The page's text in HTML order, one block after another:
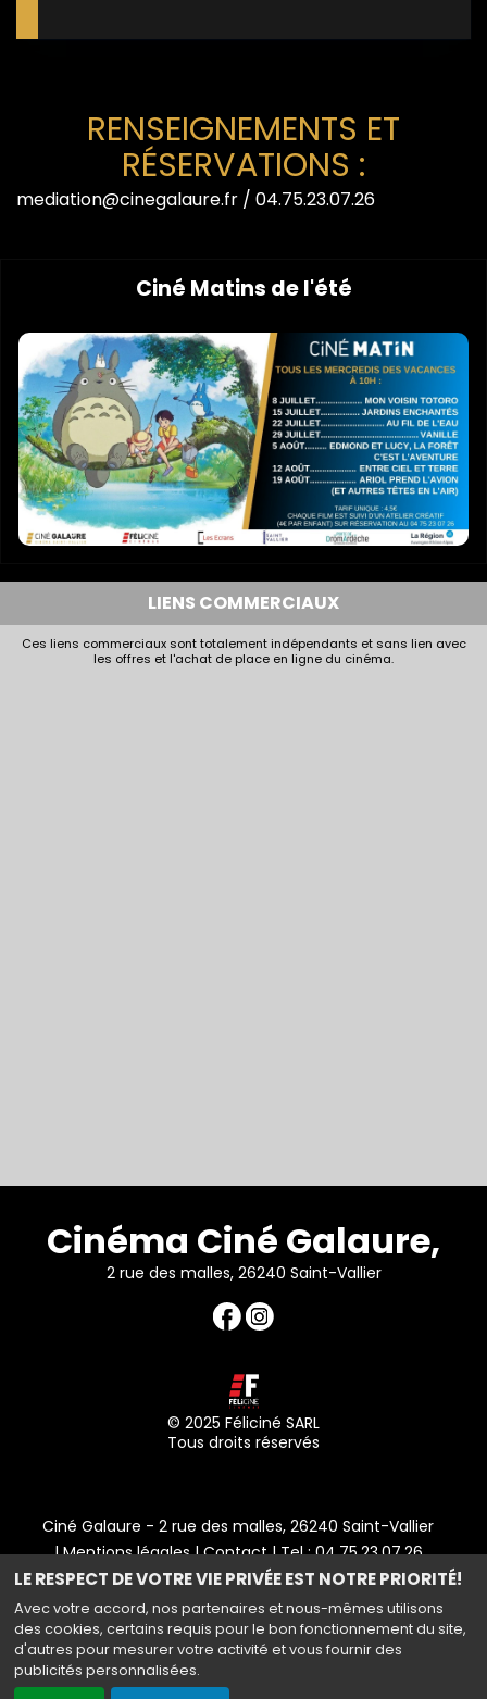
LE RESPECT DE VOTRE VIE PRIVÉE EST NOTRE PRIORITÉ!
Avec votre accord, nos partenaires et nous-mêmes utilisons
des cookies, certains requis pour le bon fonctionnement du site,
d'autres pour mesurer votre activité et vous fournir des
publicités personnalisées.
RENSEIGNEMENTS ET
RÉSERVATIONS :
mediation@cinegalaure.fr / 04.75.23.07.26
Ciné Matins de l'été
LIENS COMMERCIAUX
Ces liens commerciaux sont totalement indépendants et sans lien avec
les offres et l'achat de place en ligne du cinéma.
Cinéma Ciné Galaure,
2 rue des malles, 26240 Saint-Vallier
© 2025 Féliciné SARL
Tous droits réservés
Ciné Galaure - 2 rue des malles, 26240 Saint-Vallier
|Mentions légales|Contact| Tel : 04.75.23.07.26
Haut de page